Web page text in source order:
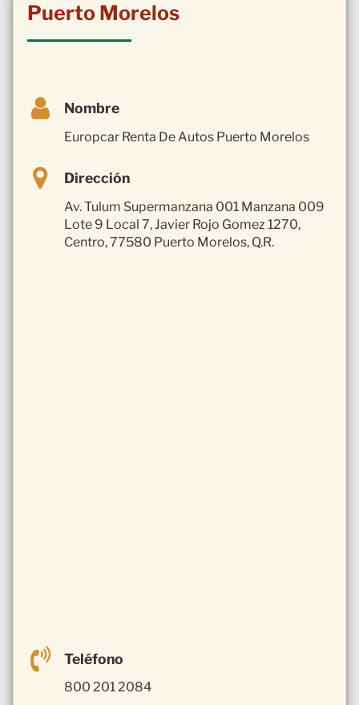
Puerto Morelos
Nombre
Europcar Renta De Autos Puerto Morelos
Dirección
Av. Tulum Supermanzana 001 Manzana 009
Lote 9 Local 7, Javier Rojo Gomez 1270,
Centro, 77580 Puerto Morelos, Q.R.
Teléfono
800 201 2084